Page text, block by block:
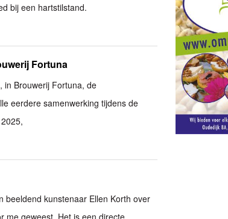
bij een hartstilstand.
Fortuna
in Brouwerij Fortuna, de
eerdere samenwerking tijdens de
beeldend kunstenaar Ellen Korth over